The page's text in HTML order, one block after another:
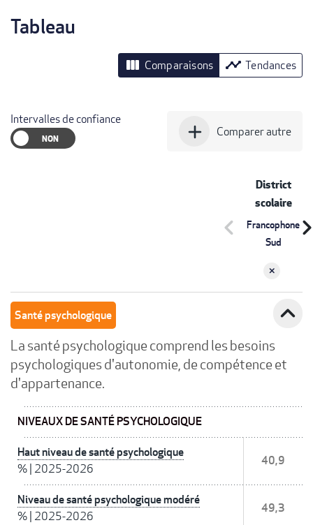
Tableau
view_column Comparaisons timeline Tendances
Intervalles de confiance
add Comparer autre
District
scolaire
Francophone
Sud
chevron_left
Santé psychologique expand_less
La santé psychologique comprend les besoins
psychologiques d'autonomie, de compétence et
d'appartenance.
NIVEAUX DE SANTÉ PSYCHOLOGIQUE
Haut niveau de santé psychologique
% 2025-2026
40,9
Niveau de santé psychologique modéré
% 2025-2026
49,3